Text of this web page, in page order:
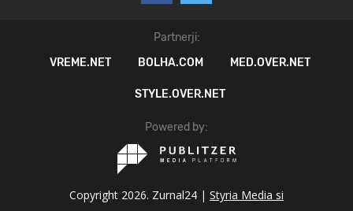
Partnerji:
VREME.NET
BOLHA.COM MED.OVER.NET
STYLE.OVER.NET
Powered by:
Copyright 2026. Zurnal24 | Styria Media si